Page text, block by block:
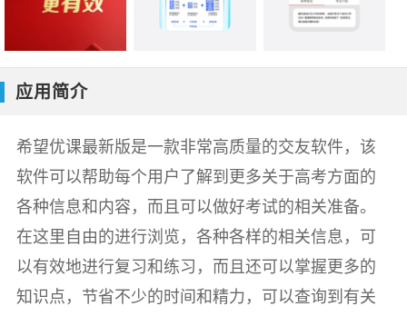
应用简介
希望优课最新版是一款非常高质量的交友软件，该
软件可以帮助每个用户了解到更多关于高考方面的
各种信息和内容，而且可以做好考试的相关准备。
在这里自由的进行浏览，各种各样的相关信息，可
以有效地进行复习和练习，而且还可以掌握更多的
知识点，节省不少的时间和精力，可以查询到有关